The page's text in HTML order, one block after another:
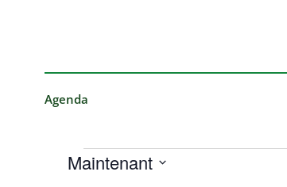
Agenda
Maintenant